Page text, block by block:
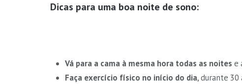
Dicas para uma boa noite de sono:
Vá para a cama à mesma hora todas as noites e
Faça exercício físico no início do dia, durante 30